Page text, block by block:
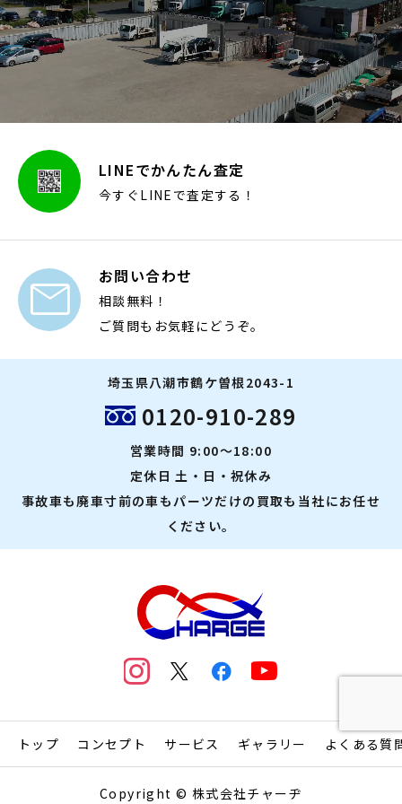
LINEでかんたん査定
今すぐLINEで査定する！
 お問い合わせ
相談無料！
ご質問もお気軽にどうぞ。
埼玉県八潮市鶴ケ曽根2043-1
0120-910-289
営業時間 9:00～18:00
定休日 土・日・祝休み
事故車も廃車寸前の車もパーツだけの買取も当社にお任せ
ください。
トップ コンセプト サービス ギャラリー よくある質
Copyright © 株式会社チャーヂ